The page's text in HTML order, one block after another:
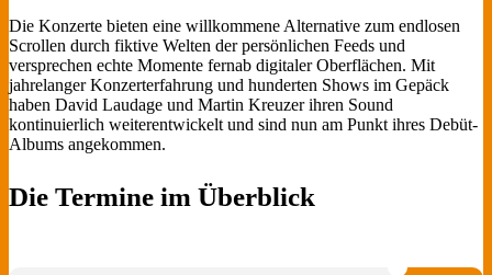
Die Konzerte bieten eine willkommene Alternative zum endlosen
Scrollen durch fiktive Welten der persönlichen Feeds und
versprechen echte Momente fernab digitaler Oberflächen. Mit
jahrelanger Konzerterfahrung und hunderten Shows im Gepäck
haben David Laudage und Martin Kreuzer ihren Sound
kontinuierlich weiterentwickelt und sind nun am Punkt ihres Debüt-
Albums angekommen.
Die Termine im Überblick